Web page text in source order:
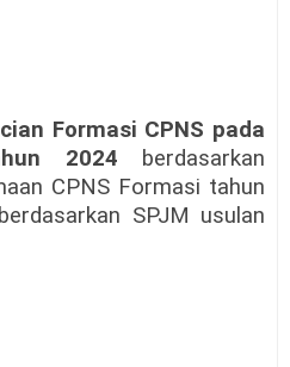
Formasi CPNS pada
2024 berdasarkan
CPNS Formasi tahun
SPJM usulan